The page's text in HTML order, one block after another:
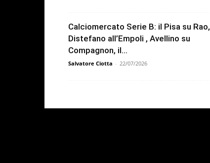
Calciomercato Serie B: il Pisa su Rao,
Distefano all’Empoli , Avellino su
Compagnon, il...
Salvatore Ciotta - 22/07/2026